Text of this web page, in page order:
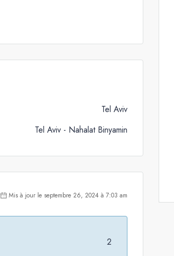
Tel Aviv
Tel Aviv - Nahalat Binyamin
Mis à jour le septembre 26, 2024 à 7:03 am
2